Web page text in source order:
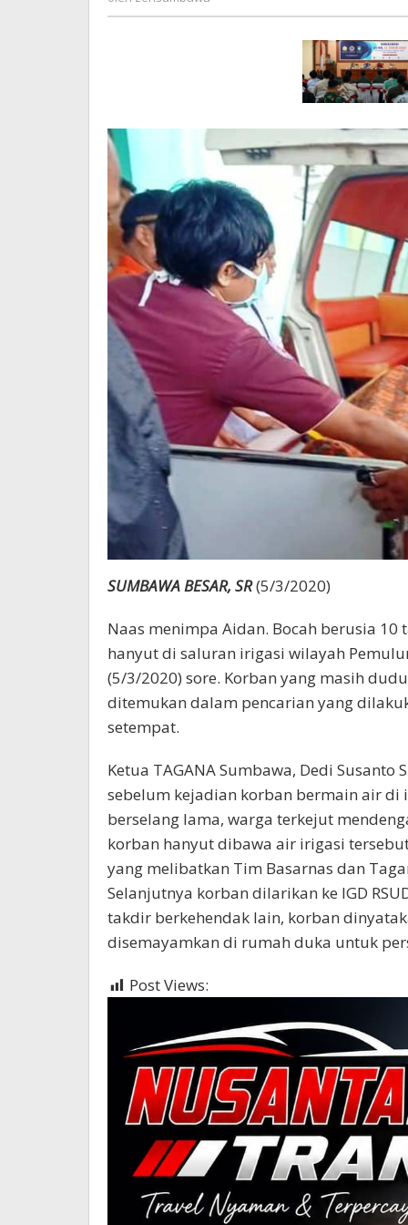
SUMBAWA BESAR, SR(5/3/2020)
Naas menimpa Aidan. Bocah berusia
hanyut di saluran irigasi wilayah
(5/3/2020) sore. Korban yang masih
ditemukan dalam pencarian yang
setempat.
Ketua TAGANA Sumbawa, Dedi
sebelum kejadian korban bermain air di
berselang lama, warga terkejut
korban hanyut dibawa air irigasi
yang melibatkan Tim Basarnas dan
Selanjutnya korban dilarikan ke IGD
takdir berkehendak lain, korban
disemayamkan di rumah duka untuk
Post Views: